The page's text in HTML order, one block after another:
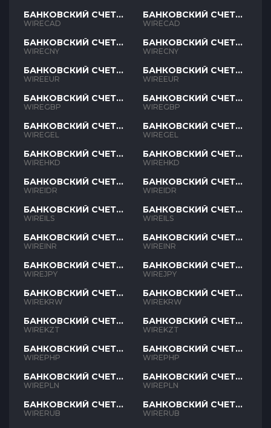
БАНКОВСКИЙ СЧЕТ
CAD
WIRECAD
БАНКОВСКИЙ СЧЕТ
CNY
WIRECNY
БАНКОВСКИЙ СЧЕТ
EUR
WIREEUR
БАНКОВСКИЙ СЧЕТ
GBP
WIREGBP
БАНКОВСКИЙ СЧЕТ
GEL
WIREGEL
БАНКОВСКИЙ СЧЕТ
HKD
WIREHKD
БАНКОВСКИЙ СЧЕТ
IDR
WIREIDR
БАНКОВСКИЙ СЧЕТ
ILS
WIREILS
БАНКОВСКИЙ СЧЕТ
INR
WIREINR
БАНКОВСКИЙ СЧЕТ
JPY
WIREJPY
БАНКОВСКИЙ СЧЕТ
KRW
WIREKRW
БАНКОВСКИЙ СЧЕТ
KZT
WIREKZT
БАНКОВСКИЙ СЧЕТ
PHP
WIREPHP
БАНКОВСКИЙ СЧЕТ
PLN
WIREPLN
БАНКОВСКИЙ СЧЕТ
RUB
WIRERUB
БАНКОВСКИЙ СЧЕТ
CAD
WIRECAD
БАНКОВСКИЙ СЧЕТ
CNY
WIRECNY
БАНКОВСКИЙ СЧЕТ
EUR
WIREEUR
БАНКОВСКИЙ СЧЕТ
GBP
WIREGBP
БАНКОВСКИЙ СЧЕТ
GEL
WIREGEL
БАНКОВСКИЙ СЧЕТ
HKD
WIREHKD
БАНКОВСКИЙ СЧЕТ
IDR
WIREIDR
БАНКОВСКИЙ СЧЕТ
ILS
WIREILS
БАНКОВСКИЙ СЧЕТ
INR
WIREINR
БАНКОВСКИЙ СЧЕТ
JPY
WIREJPY
БАНКОВСКИЙ СЧЕТ
KRW
WIREKRW
БАНКОВСКИЙ СЧЕТ
KZT
WIREKZT
БАНКОВСКИЙ СЧЕТ
PHP
WIREPHP
БАНКОВСКИЙ СЧЕТ
PLN
WIREPLN
БАНКОВСКИЙ СЧЕТ
RUB
WIRERUB